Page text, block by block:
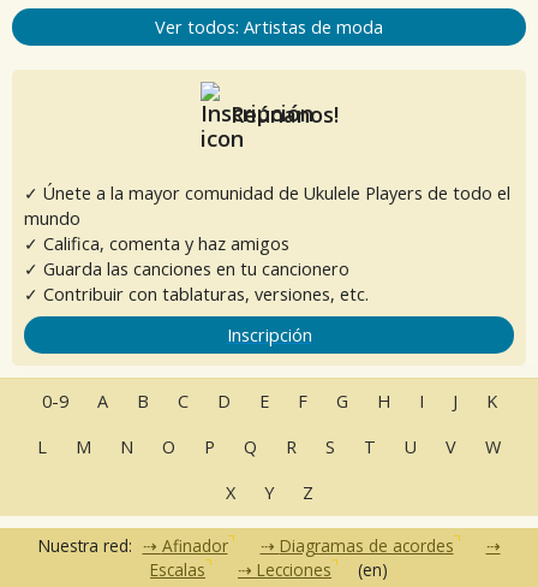
Ver todos: Artistas de moda
Reúnanos!
✓ Únete a la mayor comunidad de Ukulele Players de todo el
mundo
✓ Califica, comenta y haz amigos
✓ Guarda las canciones en tu cancionero
✓ Contribuir con tablaturas, versiones, etc.
Inscripción
0-9 A B C D E F G H I J
K
L
M N O P Q R S T U V
W
X
Y Z
Nuestra red: Afinador
Diagramas de acordes
Escalas
Lecciones (en)